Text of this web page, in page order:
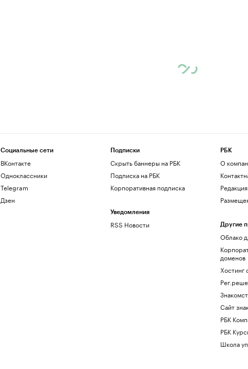
Социальные сети
ВКонтакте
Одноклассники
Telegram
Дзен
Подписки
Скрыть баннеры на РБК
Подписка на РБК
Корпоративная подписка
Уведомления
RSS Новости
РБК
О
Редакция
Другие
Облако
доменов
Хостинг
Сайт
РБК
РБК
Школа